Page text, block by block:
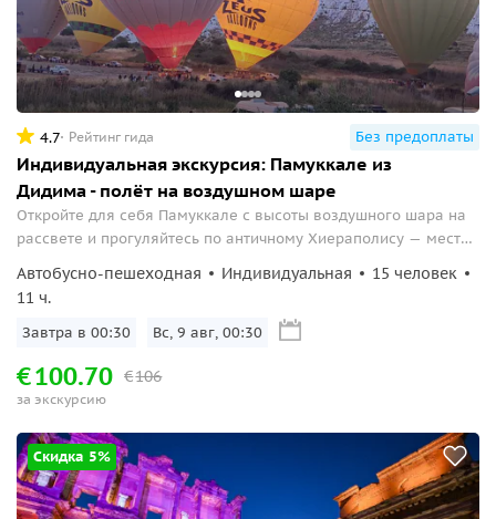
4.7 Рейтинг гида Без предоплаты
Индивидуальная экскурсия: Памуккале из
Дидима - полёт на воздушном шаре
Откройте для себя Памуккале с высоты воздушного шара на
рассвете и прогуляйтесь по античному Хиераполису — месту,
путешествие.
Автобусно-пешеходная Индивидуальная
15 человек
11 ч.
Завтра в 00:30 Вс, 9 авг, 00:30
€106
€100.70
за экскурсию
Скидка 5%